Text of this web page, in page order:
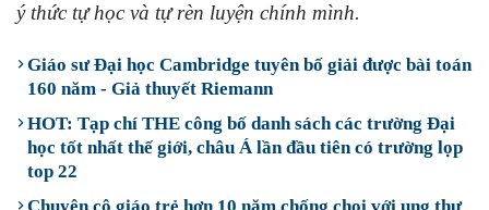
ý thức tự học và tự rèn luyện chính mình.
Giáo sư Đại học Cambridge tuyên bố giải được bài toán
160 năm - Giả thuyết Riemann
HOT: Tạp chí THE công bố danh sách các trường Đại
học tốt nhất thế giới, châu Á lần đầu tiên có trường lọp
top 22